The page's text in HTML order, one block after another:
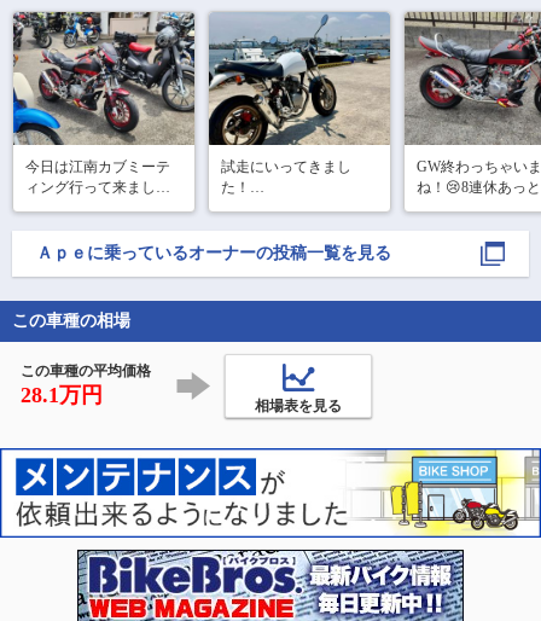
今日は江南カブミーテ
ィング行って来まし
た！暑かった🥵600台以
上は来てました！昼前
に行って2時過ぎに帰り
そう💦
試走にいってきまし
た！
前々からやりたかった
ドラムブレーキをディ
スク化して、
GW終わっちゃい
ね！😢8連休あっ
間！5月3日に四日
のほづみバーガー
ーティングに行っ
たぐらいでした。
Ａｐｅ に乗っているオーナーの投稿一覧を見る
この車種の相場
この車種の平均価格
28.1万円 相場表を見る